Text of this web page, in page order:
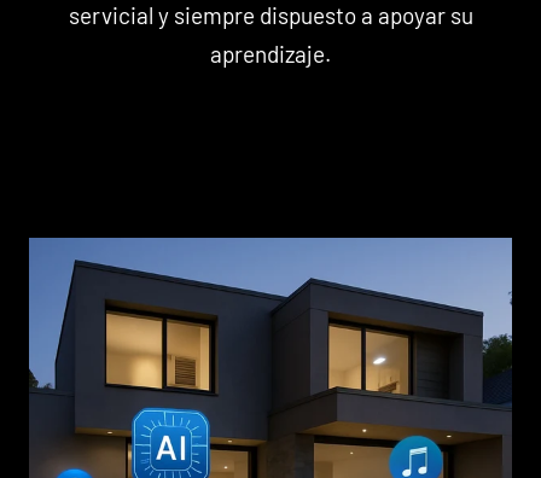
servicial y siempre dispuesto a apoyar su
aprendizaje.